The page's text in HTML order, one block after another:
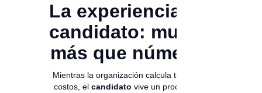
La experiencia del
candidato: mucho
más que números
Mientras la organización calcula tiempos y
costos, el candidato vive un proceso que